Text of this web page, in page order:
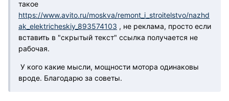
такое
https://www.avito.ru/moskva/remont_i_stroitelstvo/nazhd
ak_elektricheskiy_893574103 , не реклама, просто если
вставить в "скрытый текст" ссылка получается не
рабочая.
У кого какие мысли, мощности мотора одинаковы
вроде. Благодарю за советы.